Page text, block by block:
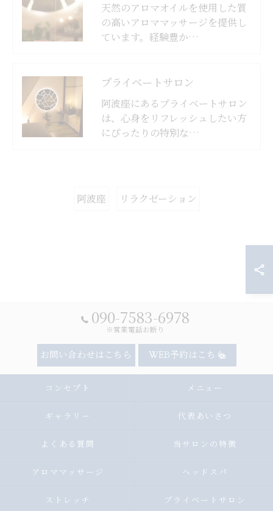
天然のアロマオイルを使用した質
の高いアロママッサージを提供し
ています。経験豊か…
プライベートサロン
阿波座にあるプライベートサロン
は、心身をリフレッシュしたい方
にぴったりの特別な…
阿波座 リラクゼーション
090-7583-6978
※営業電話お断り
お問い合わせはこちら WEB予約はこちら
コンセプト メニュー
ギャラリー 代表あいさつ
よくある質問 当サロンの特徴
アロママッサージ ヘッドスパ
ストレッチ プライベートサロン